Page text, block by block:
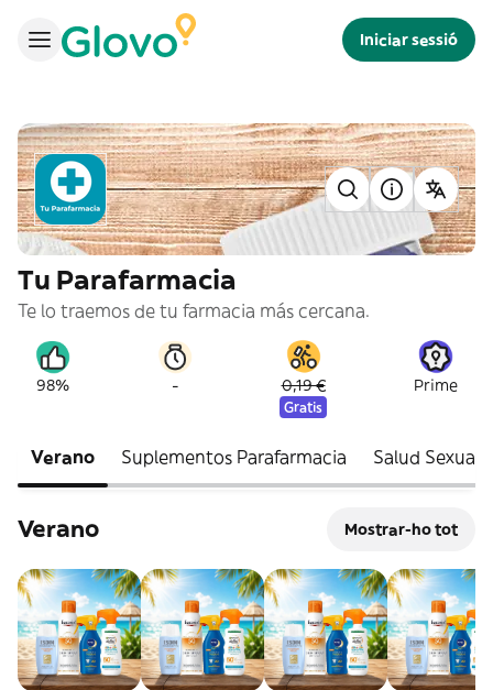
Iniciar sessió
Tu Parafarmacia
Te lo traemos de tu farmacia más cercana.
98% - 0,19 €
Gratis
Prime
Verano Suplementos Parafarmacia Salud Sexual
Verano Mostrar-ho tot